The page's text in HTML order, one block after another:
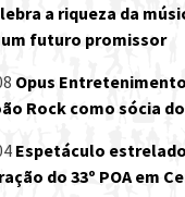
a riqueza da
futuro promissor
Opus
Rock como sócia
Espetáculo
do 33º POA em